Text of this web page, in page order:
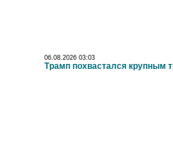
06.08.2026 03:03
Трамп похвастался